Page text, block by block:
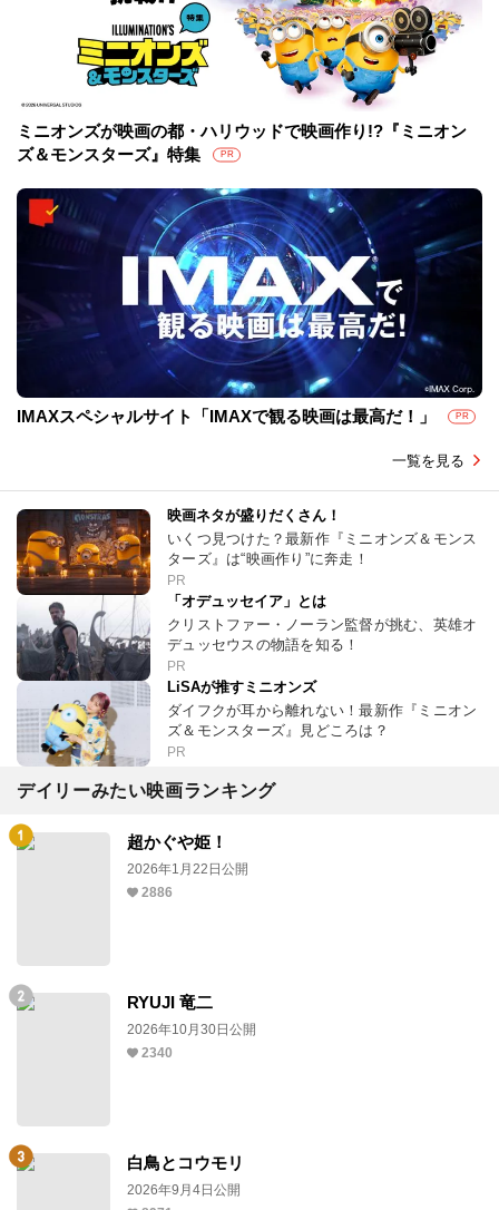
ミニオンズが映画の都・ハリウッドで映画作り!?『ミニオン
ズ＆モンスターズ』特集
PR
IMAXスペシャルサイト「IMAXで観る映画は最高だ！」 PR
一覧を見る
映画ネタが盛りだくさん！
いくつ見つけた？最新作『ミニオンズ＆モンス
ターズ』は“映画作り”に奔走！
PR
「オデュッセイア」とは
クリストファー・ノーラン監督が挑む、英雄オ
デュッセウスの物語を知る！
PR
LiSAが推すミニオンズ
ダイフクが耳から離れない！最新作『ミニオン
ズ＆モンスターズ』見どころは？
PR
デイリーみたい映画ランキング
超かぐや姫！
2026年1月22日公開
2886
RYUJI 竜二
2026年10月30日公開
2340
白鳥とコウモリ
2026年9月4日公開